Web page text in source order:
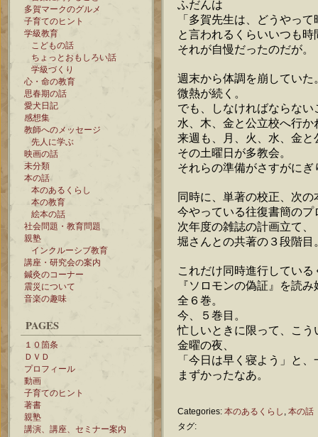
多賀マークのグルメ
子育てのヒント
学級教育
こどもの話
ちょっとおもしろい話
学級づくり
心・命の教育
思春期の話
愛犬日記
感想集
教師へのメッセージ
先人に学ぶ
映画の話
未分類
本の話
本のあるくらし
本の教育
絵本の話
社会問題・教育問題
親塾
インクルーシブ教育
講座・研究会の案内
鍼灸のコーナー
震災について
音楽の趣味
PAGES
１０箇条
ＤＶＤ
プロフィール
動画
子育てのヒント
著書
親塾
講演、講座、セミナー案内
ふだんは
「多賀先生は、どうやっ
と言われるくらいいつも
それが自慢だったのだが。
週末から体調を崩していた
微熱が続く。
でも、しなければならな
水、木、金と公立校へ行か
来週も、月、火、水、金と
その土曜日が多教会。
それらの準備がさすがに
同時に、単著の校正、次の
今やっている往復書簡のプ
次年度の雑誌の計画立て、
堀さんとの共著の３段階目
これだけ同時進行している
『ソロモンの偽証』を読
全６巻。
今、５巻目。
忙しいときに限って、こ
金曜の夜、
「今日は早く寝よう」と
まずかったなあ。
Categories: 本のあるくらし
本の話
タグ: